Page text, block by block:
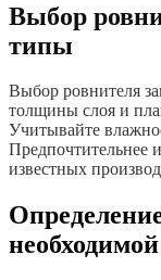
Выбор
типы
Выбор ровнителя
толщины слоя и
Учитывайте
Предпочтительнее
известных